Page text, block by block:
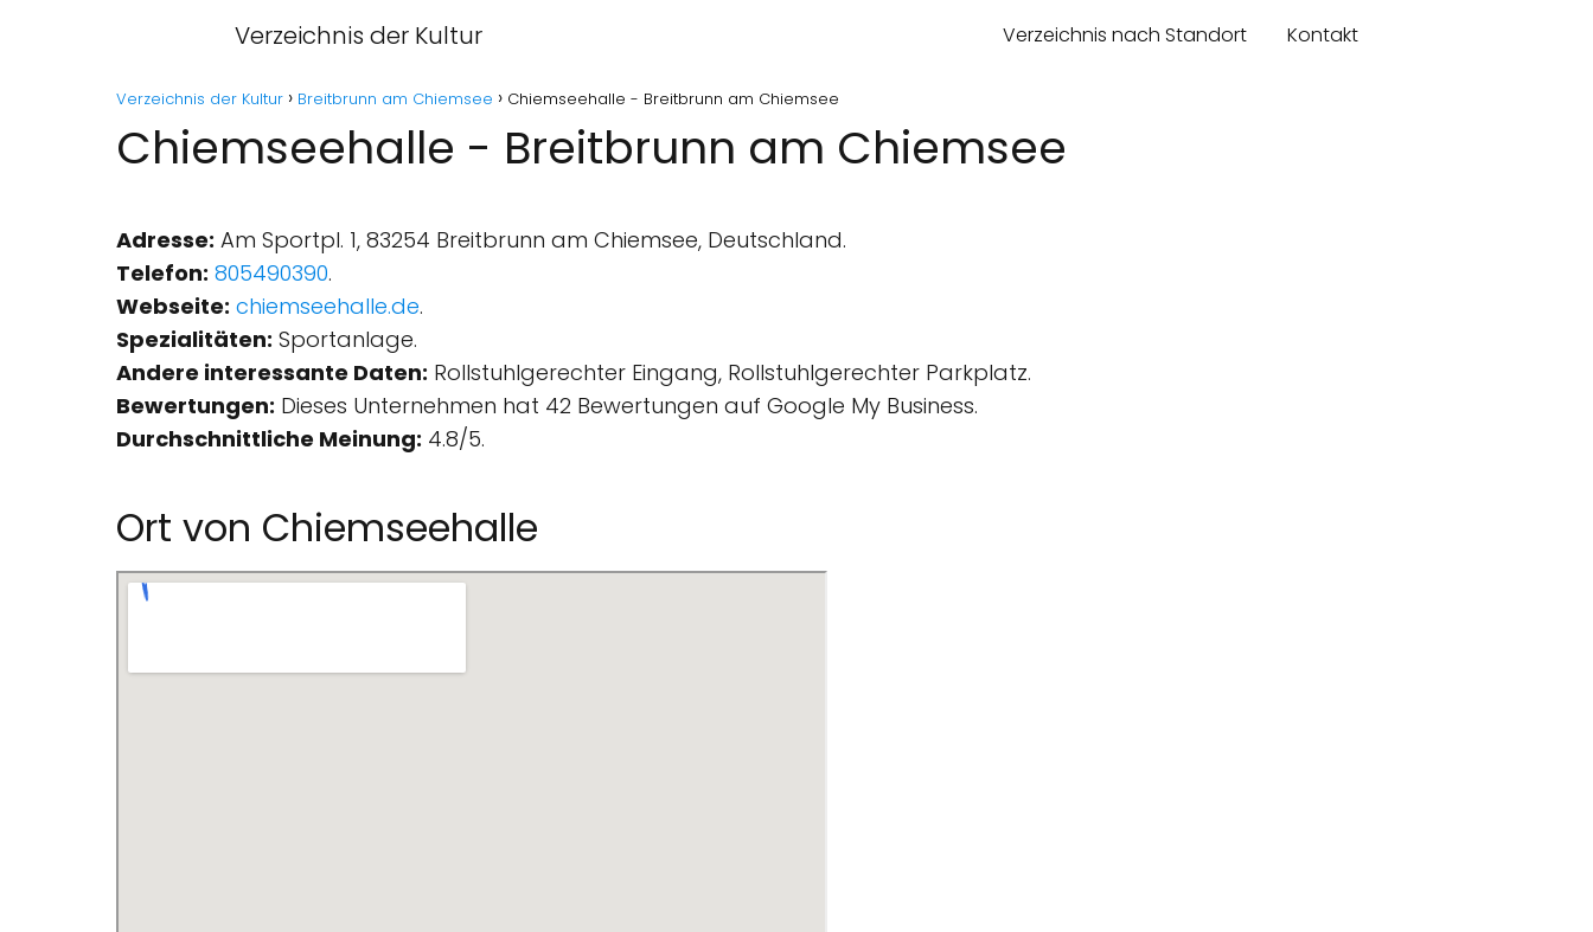
Verzeichnis der Kultur Verzeichnis nach Standort Kontakt
Verzeichnis der Kultur Breitbrunn am Chiemsee Chiemseehalle - Breitbrunn am Chiemsee
Chiemseehalle - Breitbrunn am Chiemsee
Adresse: Am Sportpl. 1, 83254 Breitbrunn am Chiemsee, Deutschland.
Telefon: 805490390.
Webseite: chiemseehalle.de.
Spezialitäten: Sportanlage.
Andere interessante Daten: Rollstuhlgerechter Eingang, Rollstuhlgerechter Parkplatz.
Bewertungen: Dieses Unternehmen hat 42 Bewertungen auf Google My Business.
Durchschnittliche Meinung: 4.8/5.
Ort von Chiemseehalle